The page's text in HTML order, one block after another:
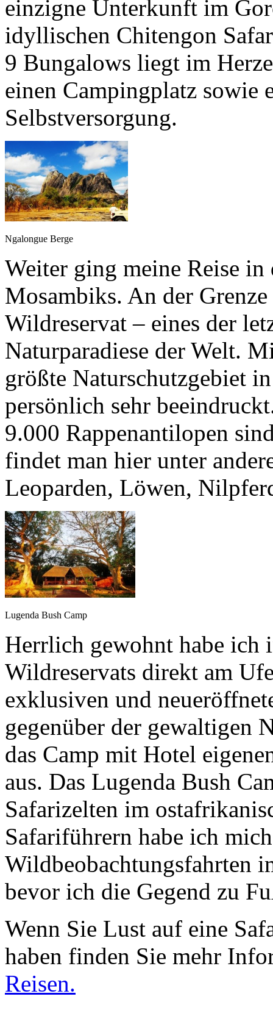
einzigne Unterkunft im
idyllischen Chitengon
9 Bungalows liegt im
einen Campingplatz sowie
Selbstversorgung.
Ngalongue Berge
Weiter ging meine Reise
Mosambiks. An der
Wildreservat – eines der
Naturparadiese der Welt.
größte Naturschutzgebiet
persönlich sehr
9.000 Rappenantilopen
findet man hier unter
Leoparden, Löwen,
Lugenda Bush Camp
Herrlich gewohnt habe ich
Wildreservats direkt am
exklusiven und
gegenüber der gewaltigen
das Camp mit Hotel
aus. Das Lugenda Bush
Safarizelten im
Safariführern habe ich
Wildbeobachtungsfahrten
bevor ich die Gegend zu
Wenn Sie Lust auf eine
haben finden Sie mehr
Reisen.